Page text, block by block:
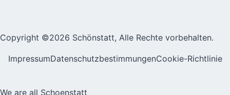
Copyright ©2026 Schönstatt, Alle Rechte vorbehalten.
ImpressumDatenschutzbestimmungenCookie-Richtlinie
We are all Schoenstatt